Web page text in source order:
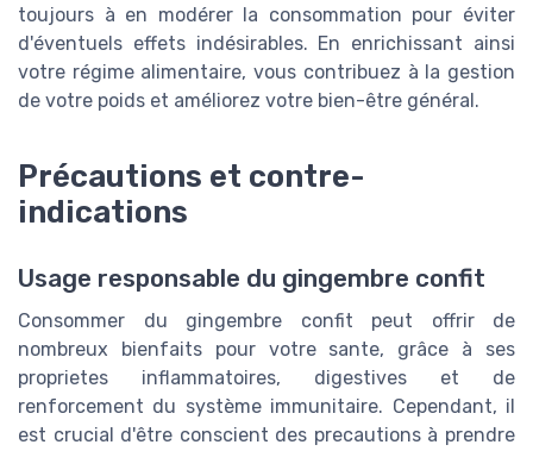
toujours à en modérer la consommation pour éviter
d'éventuels effets indésirables. En enrichissant ainsi
votre régime alimentaire, vous contribuez à la gestion
de votre poids et améliorez votre bien-être général.
Précautions et contre-
indications
Usage responsable du gingembre confit
Consommer du gingembre confit peut offrir de
nombreux bienfaits pour votre sante, grâce à ses
proprietes inflammatoires, digestives et de
renforcement du système immunitaire. Cependant, il
est crucial d'être conscient des precautions à prendre